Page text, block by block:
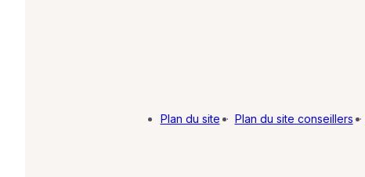
Plan du site · Plan du site conseillers ·